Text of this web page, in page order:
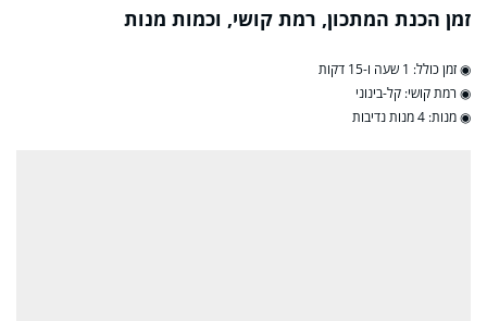
זמן הכנת המתכון, רמת קושי, וכמות מנות
◉ זמן כולל: 1 שעה ו-15 דקות
◉ רמת קושי: קל-בינוני
◉ מנות: 4 מנות נדיבות